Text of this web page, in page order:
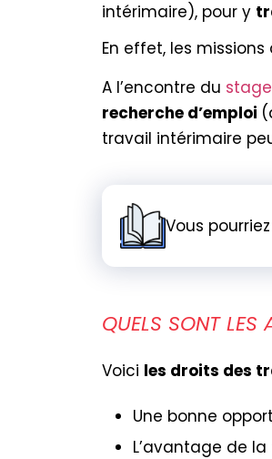
intérimaire), pour y
En effet, les
A l’encontre du
recherche d’emploi
travail intérimaire
Vous
QUELS SONT LES
Voici les droits des
Une bonne
L’avantage de la